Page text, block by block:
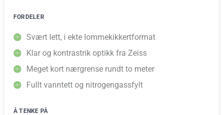
FORDELER
Svært lett, i ekte lommekikkertformat
Klar og kontrastrik optikk fra Zeiss
Meget kort nærgrense rundt to meter
Fullt vanntett og nitrogengassfylt
Å TENKE PÅ